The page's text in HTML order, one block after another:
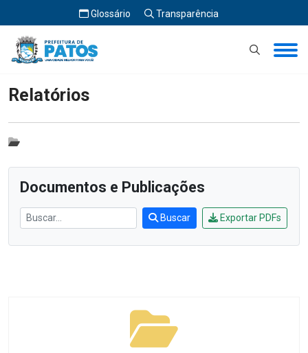
Glossário Transparência
Início Relatórios
Relatórios
Documentos e Publicações
Buscar Exportar PDFs